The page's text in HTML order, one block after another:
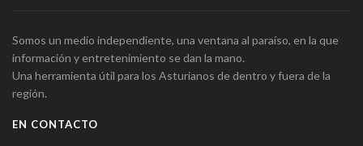
Somos un medio independiente, una ventana al paraíso, en la que
información y entretenimiento se dan la mano.
Una herramienta útil para los Asturianos de dentro y fuera de la
región.
EN CONTACTO